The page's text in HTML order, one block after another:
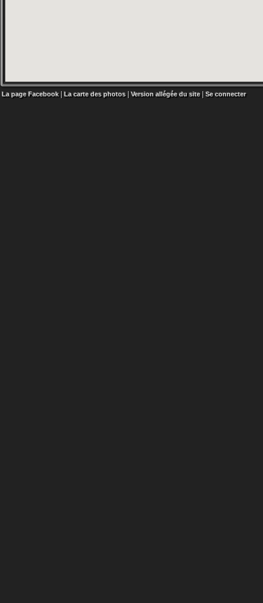
La page Facebook| La carte des photos |Version allégée du site| Se connecter